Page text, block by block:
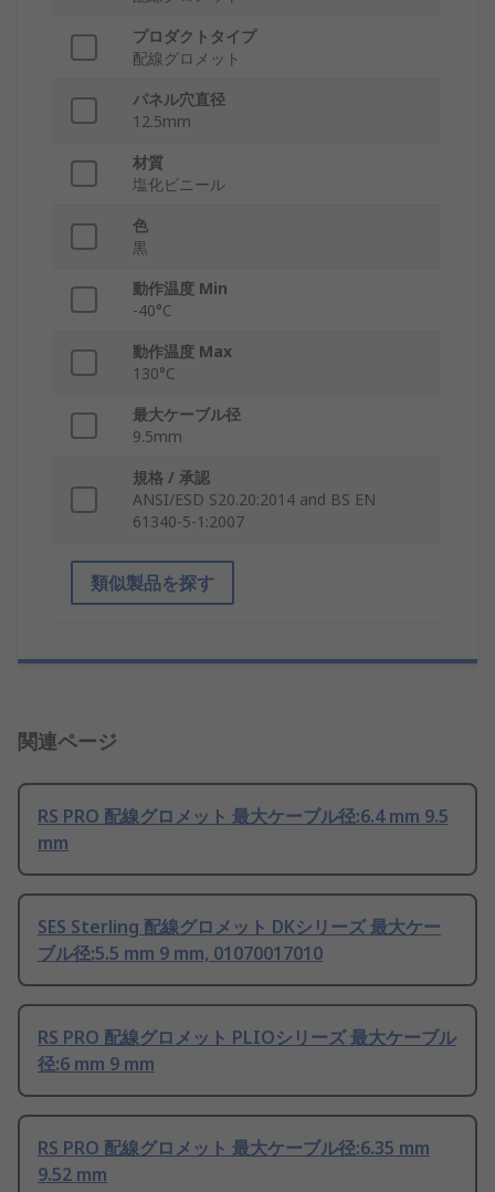
プロダクトタイプ
配線グロメット
パネル穴直径
12.5mm
材質
塩化ビニール
色
黒
動作温度 Min
-40°C
動作温度 Max
130°C
最大ケーブル径
9.5mm
規格 / 承認
ANSI/ESD S20.20:2014 and BS EN
61340-5-1:2007
類似製品を探す
関連ページ
RS PRO 配線グロメット 最大ケーブル径:6.4 mm 9.5
mm
SES Sterling 配線グロメット DKシリーズ 最大ケー
ブル径:5.5 mm 9 mm, 01070017010
RS PRO 配線グロメット PLIOシリーズ 最大ケーブル
径:6 mm 9 mm
RS PRO 配線グロメット 最大ケーブル径:6.35 mm
9.52 mm